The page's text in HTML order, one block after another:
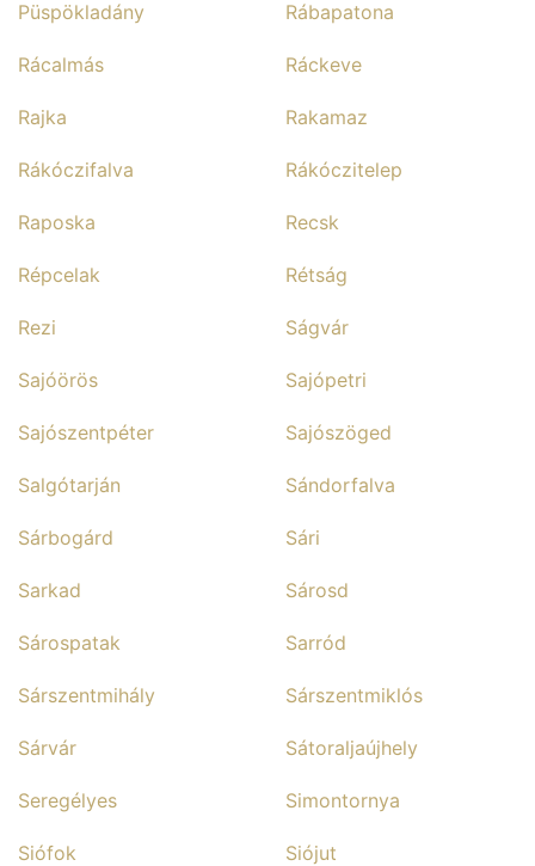
Püspökladány Rábapatona
Rácalmás Ráckeve
Rajka Rakamaz
Rákóczifalva Rákóczitelep
Raposka Recsk
Répcelak Rétság
Rezi Ságvár
Sajóörös Sajópetri
Sajószentpéter Sajószöged
Salgótarján Sándorfalva
Sárbogárd Sári
Sarkad Sárosd
Sárospatak Sarród
Sárszentmihály Sárszentmiklós
Sárvár Sátoraljaújhely
Seregélyes Simontornya
Siófok Siójut